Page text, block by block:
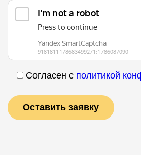
Согласен с политикой